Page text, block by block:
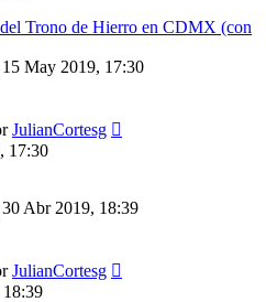
Trono de Hierro en CDMX (con
May 2019, 17:30
JulianCortesg
17:30
Abr 2019, 18:39
JulianCortesg